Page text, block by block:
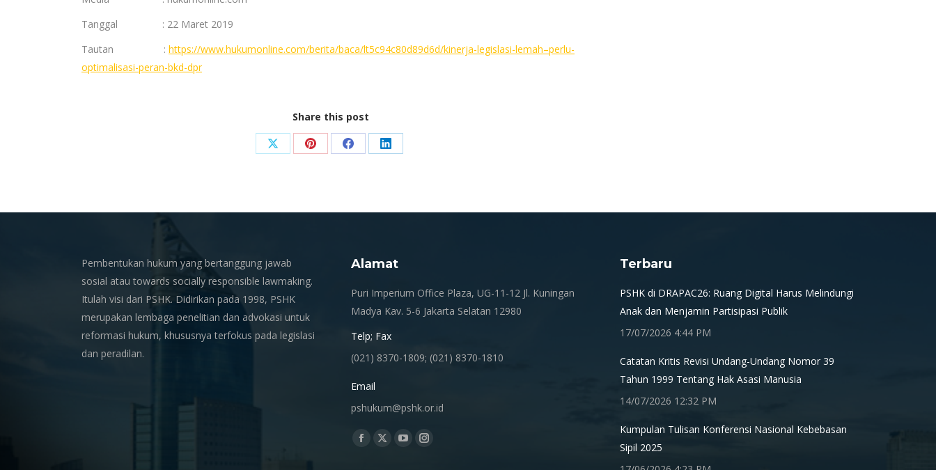
Tanggal : 22 Maret 2019
Tautan : https://www.hukumonline.com/berita/baca/lt5c94c80d89d6d/kinerja-legislasi-lemah–perlu-
optimalisasi-peran-bkd-dpr
Share this post
Share Share Share Share
Pembentukan hukum yang bertanggung jawab
sosial atau towards socially responsible lawmaking.
Itulah visi dari PSHK. Didirikan pada 1998, PSHK
merupakan lembaga penelitian dan advokasi untuk
reformasi hukum, khususnya terfokus pada legislasi
dan peradilan.
Alamat
Puri Imperium Office Plaza, UG-11-12 Jl. Kuningan
Madya Kav. 5-6 Jakarta Selatan 12980
Telp; Fax
(021) 8370-1809; (021) 8370-1810
Email
pshukum@pshk.or.id
Find us on:
Facebook
X
YouTubeInstagram
Terbaru
PSHK di DRAPAC26: Ruang Digital Harus Melindungi
Anak dan Menjamin Partisipasi Publik
17/07/2026 4:44 PM
Catatan Kritis Revisi Undang-Undang Nomor 39
Tahun 1999 Tentang Hak Asasi Manusia
14/07/2026 12:32 PM
Kumpulan Tulisan Konferensi Nasional Kebebasan
Sipil 2025